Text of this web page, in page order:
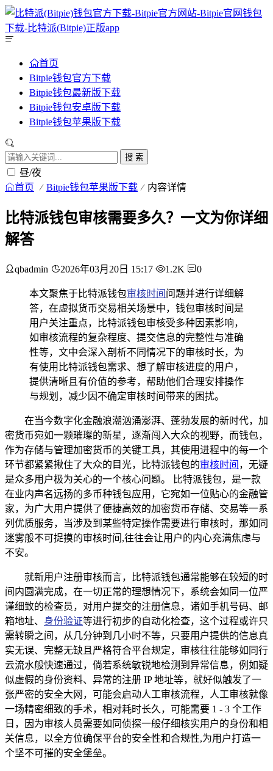
首页
Bitpie钱包官方下载
Bitpie钱包最新版下载
Bitpie钱包安卓版下载
Bitpie钱包苹果版下载
搜 索
昼/夜
首页 Bitpie钱包苹果版下载 内容详情
比特派钱包审核需要多久？一文为你详细
解答
qbadmin 2026年03月20日 15:17 1.2K 0
本文聚焦于比特派钱包审核时间 问题并进行详细解
答，在虚拟货币交易相关场景中，钱包审核时间是
用户关注重点，比特派钱包审核受多种因素影响，
如审核流程的复杂程度、提交信息的完整性与准确
性等，文中会深入剖析不同情况下的审核时长，为
有使用比特派钱包需求、想了解审核进度的用户，
提供清晰且有价值的参考，帮助他们合理安排操作
与规划，减少因不确定审核时间带来的困扰。
在当今数字化金融浪潮汹涌澎湃、蓬勃发展的新时代，加
密货币宛如一颗璀璨的新星，逐渐闯入大众的视野，而钱包，
作为存储与管理加密货币的关键工具，其使用进程中的每一个
环节都紧紧揪住了大众的目光，比特派钱包的审核时间 ，无疑
是众多用户极为关心的一个核心问题。 比特派钱包，是一款
在业内声名远扬的多币种钱包应用，它宛如一位贴心的金融管
家，为广大用户提供了便捷高效的加密货币存储、交易等一系
列优质服务，当涉及到某些特定操作需要进行审核时，那如同
迷雾般不可捉摸的审核时间,往往会让用户的内心充满焦虑与
不安。
就新用户注册审核而言，比特派钱包通常能够在较短的时
间内圆满完成，在一切正常的理想情况下，系统会如同一位严
谨细致的检查员，对用户提交的注册信息，诸如手机号码、邮
箱地址、 身份验证等进行初步的自动化检查，这个过程或许只
需转瞬之间，从几分钟到几小时不等，只要用户提供的信息真
实无误、完整无缺且严格符合平台规定，审核往往能够如同行
云流水般快速通过，倘若系统敏锐地检测到异常信息，例如疑
似虚假的身份资料、异常的注册 IP 地址等，就好似触发了一
张严密的安全大网，可能会启动人工审核流程，人工审核就像
一场精密细致的手术，相对耗时长久，可能需要 1 - 3 个工作
日，因为审核人员需要如同侦探一般仔细核实用户的身份和相
关信息，以全方位确保平台的安全性和合规性,为用户打造一
个坚不可摧的安全堡垒。